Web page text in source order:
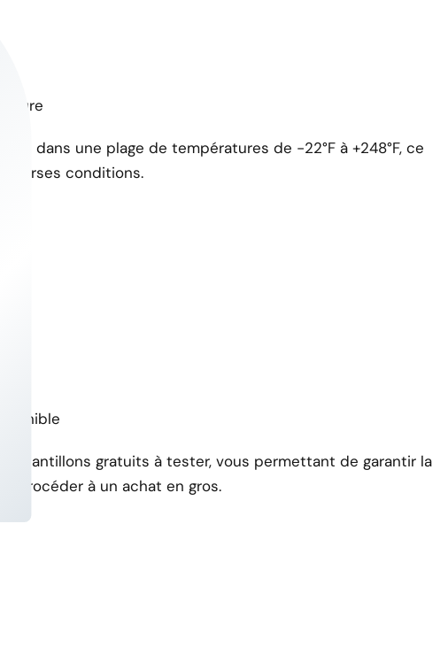
dans une plage de températures de -22°F à +248°F, ce
conditions.
échantillons gratuits à tester, vous permettant de garantir la
procéder à un achat en gros.